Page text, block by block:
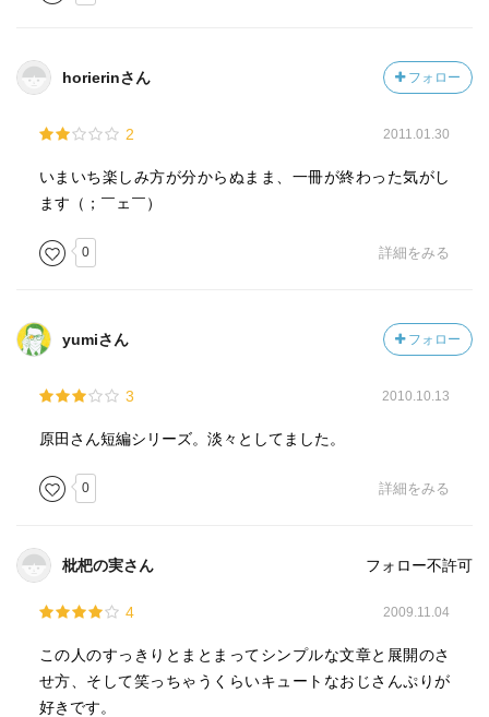
horierinさん フォロー
2 2011.01.30
いまいち楽しみ方が分からぬまま、一冊が終わった気がし
ます（；￣ェ￣）
0 詳細をみる
yumiさん フォロー
3 2010.10.13
原田さん短編シリーズ。淡々としてました。
0 詳細をみる
枇杷の実さん フォロー不許可
4 2009.11.04
この人のすっきりとまとまってシンプルな文章と展開のさ
せ方、そして笑っちゃうくらいキュートなおじさんぷりが
好きです。